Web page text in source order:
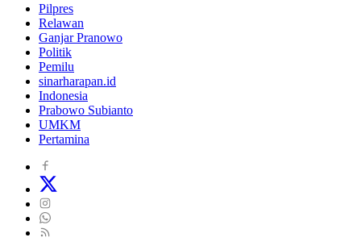
Pilpres
Relawan
Ganjar Pranowo
Politik
Pemilu
sinarharapan.id
Indonesia
Prabowo Subianto
UMKM
Pertamina